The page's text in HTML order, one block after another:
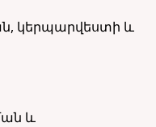
կերպարվեստի և
և